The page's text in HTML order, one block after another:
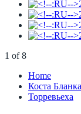
1 of 8
Home
Коста Бланка
Торревьеха